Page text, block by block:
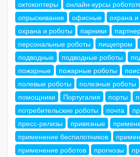
октокоптеры
онлайн-курсы
опрыскивание
офисные
охрана и
охрана и роботы
парники
персональные роботы
пищепром
подводные
подводные роботы
пожарные
пожарные роботы
полевые роботы
полезные роботы
помощники
Португалия порты
потребительские роботы
почта
пресс-релизы
привязные
применение беспилотников
применение роботов
прогнозы